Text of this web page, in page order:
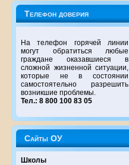
Телефон доверия
На телефон горячей линии
могут обратиться любые
граждане оказавшиеся в
сложной жизненной ситуации,
которые не в состоянии
самостоятельно разрешить
возникшие проблемы.
Тел.: 8 800 100 83 05
Сайты ОУ
Школы